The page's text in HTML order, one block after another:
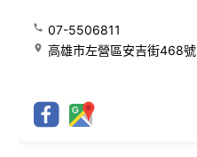
07-5506811
高雄市左營區安吉街468號